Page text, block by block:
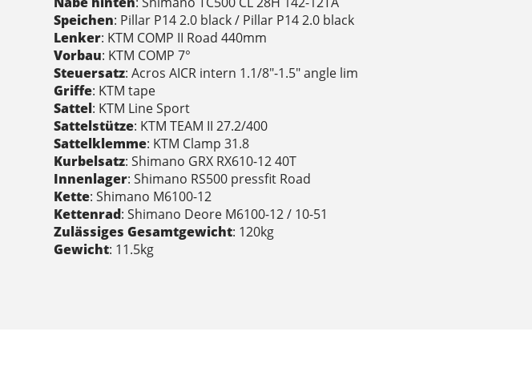
Speichen: Pillar P14 2.0 black / Pillar P14 2.0 black
Lenker: KTM COMP II Road 440mm
Vorbau: KTM COMP 7°
Steuersatz: Acros AICR intern 1.1/8"-1.5" angle lim
Griffe: KTM tape
Sattel: KTM Line Sport
Sattelstütze: KTM TEAM II 27.2/400
Sattelklemme: KTM Clamp 31.8
Kurbelsatz: Shimano GRX RX610-12 40T
Innenlager: Shimano RS500 pressfit Road
Kette: Shimano M6100-12
Kettenrad: Shimano Deore M6100-12 / 10-51
Zulässiges Gesamtgewicht: 120kg
Gewicht: 11.5kg